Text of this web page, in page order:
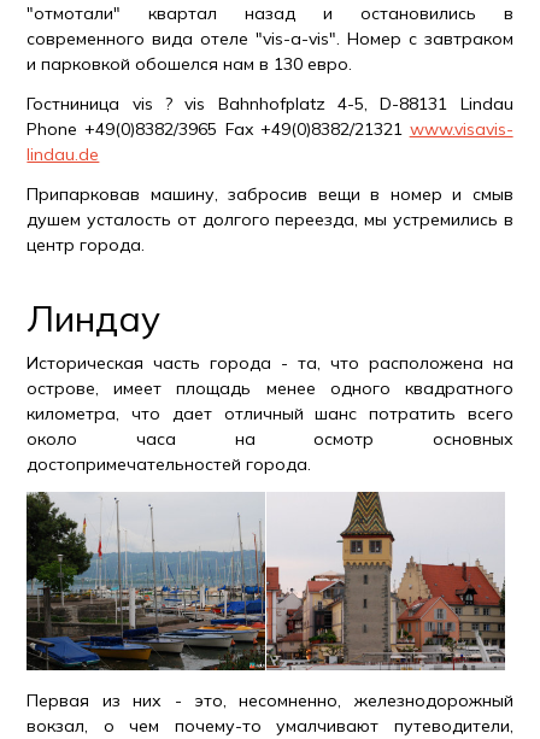
"отмотали" квартал назад и остановились в
современного вида отеле "vis-a-vis". Номер с завтраком
и парковкой обошелся нам в 130 евро.
Гостниница vis ? vis Bahnhofplatz 4-5, D-88131 Lindau
Phone +49(0)8382/3965 Fax +49(0)8382/21321 www.visavis-
lindau.de
Припарковав машину, забросив вещи в номер и смыв
душем усталость от долгого переезда, мы устремились в
центр города.
Линдау
Историческая часть города - та, что расположена на
острове, имеет площадь менее одного квадратного
километра, что дает отличный шанс потратить всего
около часа на осмотр основных
достопримечательностей города.
Первая из них - это, несомненно, железнодорожный
вокзал, о чем почему-то умалчивают путеводители,